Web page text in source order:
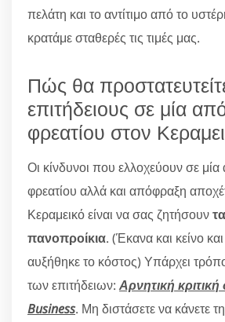
πελάτη και το αντίτιμο από το
κρατάμε σταθερές τις τιμές μας.
Πώς θα
επιτήδειους σε μία
φρεατίου στον
Οι κίνδυνοι που ελλοχεύουν σε
φρεατίου αλλά και απόφραξη
Κεραμεικό είναι να σας ζητήσουν
πανοπροίκια. (Έκανα και κείνο
αυξήθηκε το κόστος) Υπάρχει
των επιτήδειων: Αρνητική
Business. Μη διστάσετε να κάνετε